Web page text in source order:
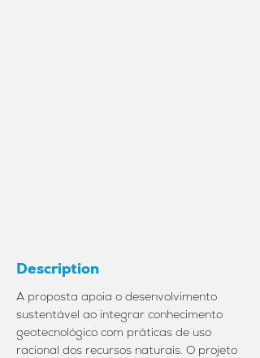
Description
A proposta apoia o desenvolvimento
sustentável ao integrar conhecimento
geotecnológico com práticas de uso
racional dos recursos naturais. O projeto